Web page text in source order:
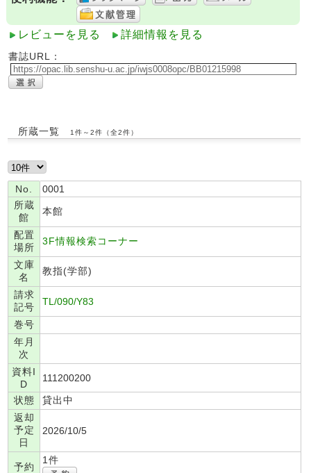
レビューを見る 詳細情報を見る
書誌URL：
所蔵一覧 1件～2件（全2件）
No.
0001
所蔵
館
本館
配置
場所
3F情報検索コーナー
文庫
名
教指(学部)
請求
記号
TL/090/Y83
巻号
年月
次
資料I
D
111200200
状態
貸出中
返却
予定
日
2026/10/5
予約
1件